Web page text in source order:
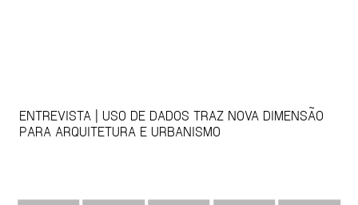
ENTREVISTA | USO DE DADOS TRAZ NOVA DIMENSÃO
PARA ARQUITETURA E URBANISMO